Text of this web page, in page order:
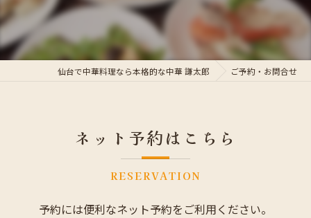
仙台で中華料理なら本格的な中華 謙太郎 ご予約・お問合せ
ネット予約はこちら
RESERVATION
予約には便利なネット予約をご利用ください。